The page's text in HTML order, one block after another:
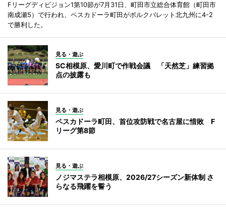
Fリーグディビジョン1第10節が7月31日、町田市立総合体育館（町田市
南成瀬5）で行われ、ペスカドーラ町田がボルクバレット北九州に4-2
で勝利した。
見る・遊ぶ
SC相模原、愛川町で作戦会議 「天然芝」練習拠
点の披露も
見る・遊ぶ
ペスカドーラ町田、首位攻防戦で名古屋に惜敗 F
リーグ第8節
見る・遊ぶ
ノジマステラ相模原、2026/27シーズン新体制 さ
らなる飛躍を誓う